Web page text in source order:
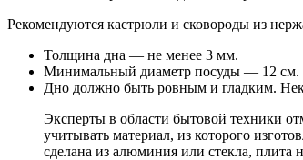
Рекомендуются кастрюли и сковороды из
Толщина дна — не менее 3 мм.
Минимальный диаметр посуды — 12 см.
Дно должно быть ровным и гладким.
Эксперты в области бытовой техники
учитывать материал, из которого
сделана из алюминия или стекла, плита